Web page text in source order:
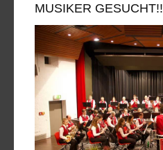
MUSIKER GESUCHT!!